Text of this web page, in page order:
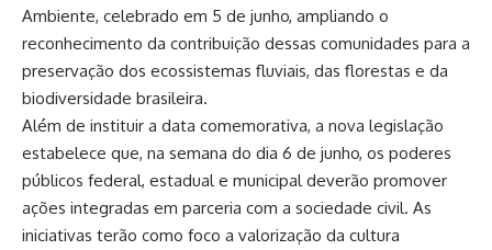
Ambiente, celebrado em 5 de junho, ampliando o
reconhecimento da contribuição dessas comunidades para a
preservação dos ecossistemas fluviais, das florestas e da
biodiversidade brasileira.
Além de instituir a data comemorativa, a nova legislação
estabelece que, na semana do dia 6 de junho, os poderes
públicos federal, estadual e municipal deverão promover
ações integradas em parceria com a sociedade civil. As
iniciativas terão como foco a valorização da cultura